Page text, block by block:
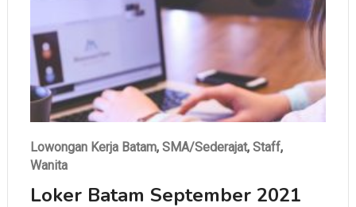
Lowongan Kerja Batam, SMA/Sederajat, Staff,
Wanita
Loker Batam September 2021